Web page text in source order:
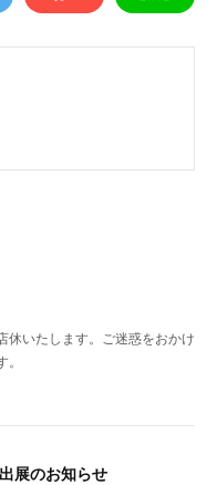
休いたします。ご迷惑をおかけ
展のお知らせ